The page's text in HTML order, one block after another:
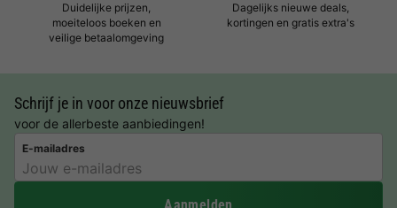
Duidelijke prijzen,
moeiteloos boeken en
veilige betaalomgeving
Dagelijks nieuwe deals,
kortingen en gratis extra's
Schrijf je in voor onze nieuwsbrief
voor de allerbeste aanbiedingen!
E-mailadres